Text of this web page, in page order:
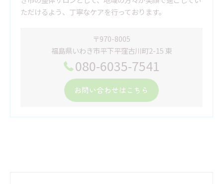
ただけるよう、丁寧なケアを行っております。
〒970-8005
福島県いわき市平下平窪古川町2-15 東
080-6035-7541
お問い合わせはこちら